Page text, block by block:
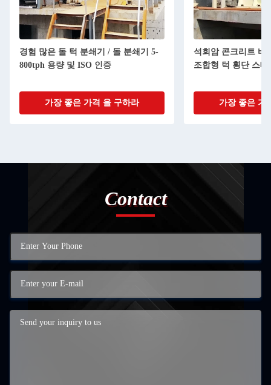
경험 많은 돌 턱 분쇄기 / 돌 분쇄기 5-
800tph 용량 및 ISO 인증
가장 좋은 가격 을 구하라
석회암 콘크리트 바
조합형 턱 횡단 스테
가장 좋은 가
Contact